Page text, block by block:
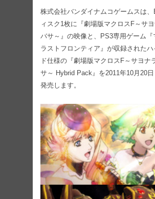
株式会社バンダイナムコゲームスは
ィスク1枚に『劇場版マクロスF～サ
バサ～』の映像と、PS3専用ゲーム『
ラストフロンティア』が収録されたハ
ド仕様の『劇場版マクロスF～サヨナ
サ～ Hybrid Pack』を2011年10月20
発売します。